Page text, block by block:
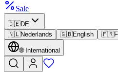
Sale
🇩🇪DE
🇳🇱Nederlands 🇬🇧English 🇫🇷
🌐 International